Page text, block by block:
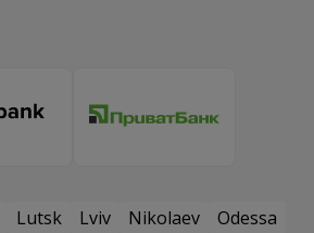
Lutsk Lviv Nikolaev
Odessa